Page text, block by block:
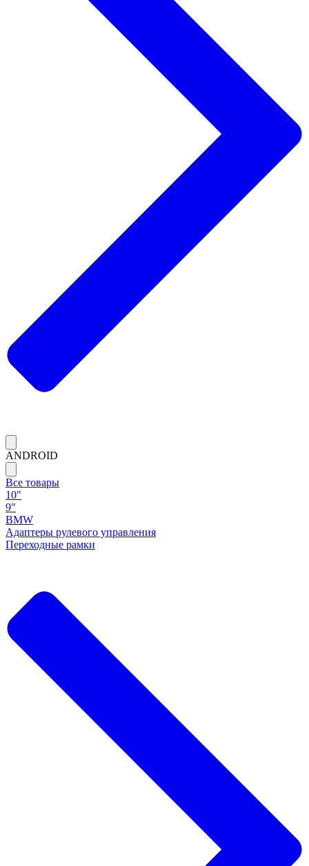
ANDROID
Все товары
10"
9"
BMW
Адаптеры рулевого управления
Переходные рамки